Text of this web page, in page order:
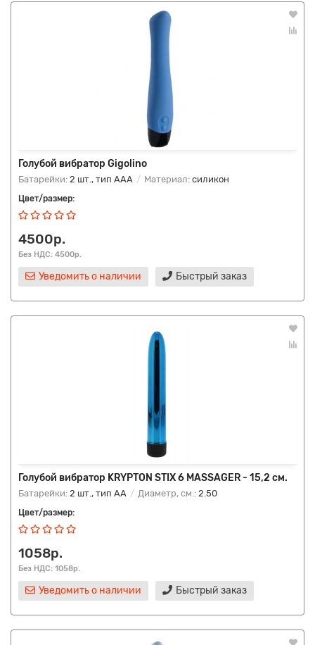
Голубой вибратор Gigolino
Батарейки: 2 шт., тип AAA Материал: силикон
Цвет/размер:
4500р.
Без НДС: 4500р.
Уведомить о наличии Быстрый заказ
Голубой вибратор KRYPTON STIX 6 MASSAGER - 15,2 см.
Батарейки: 2 шт., тип AA Диаметр, см.: 2.50
Цвет/размер:
1058р.
Без НДС: 1058р.
Уведомить о наличии Быстрый заказ